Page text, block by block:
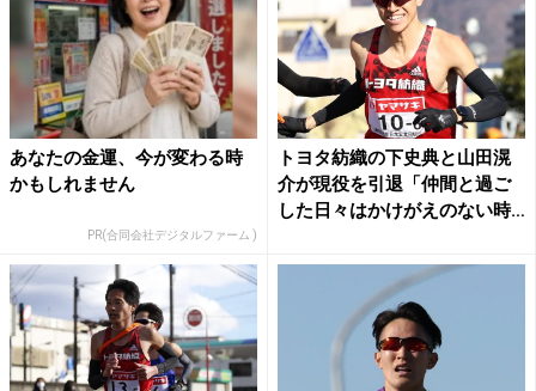
あなたの金運、今が変わる時
かもしれません
PR(合同会社デジタルファーム )
トヨタ紡織の下史典と山田滉
介が現役を引退「仲間と過ご
した日々はかけがえのない時